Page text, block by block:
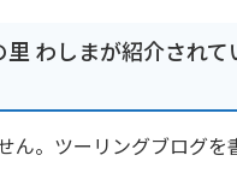
わしまが紹介されて
ん。ツーリングブログを